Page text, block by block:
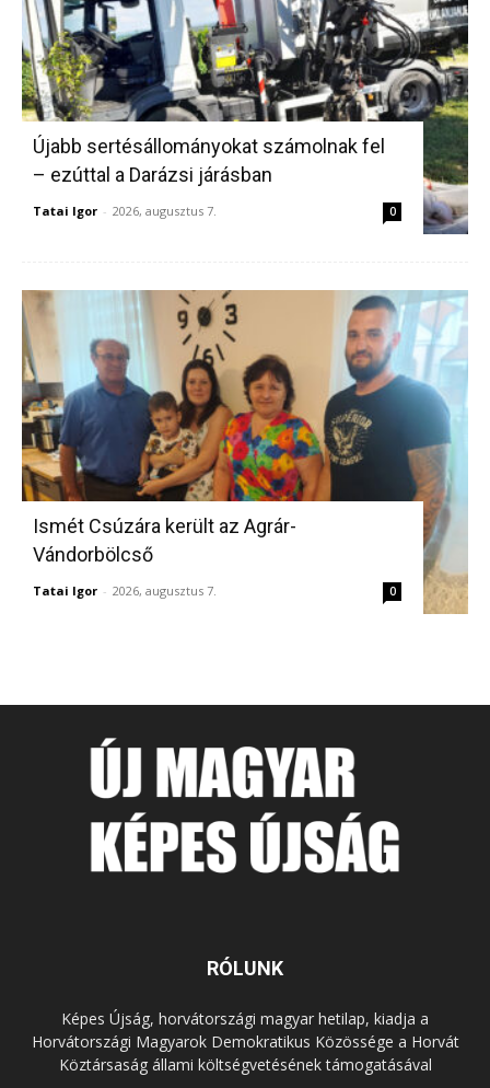
Újabb sertésállományokat számolnak fel
– ezúttal a Darázsi járásban
Tatai Igor - 2026, augusztus 7. 0
Ismét Csúzára került az Agrár-
Vándorbölcső
Tatai Igor - 2026, augusztus 7. 0
RÓLUNK
Képes Újság, horvátországi magyar hetilap, kiadja a
Horvátországi Magyarok Demokratikus Közössége a Horvát
Köztársaság állami költségvetésének támogatásával